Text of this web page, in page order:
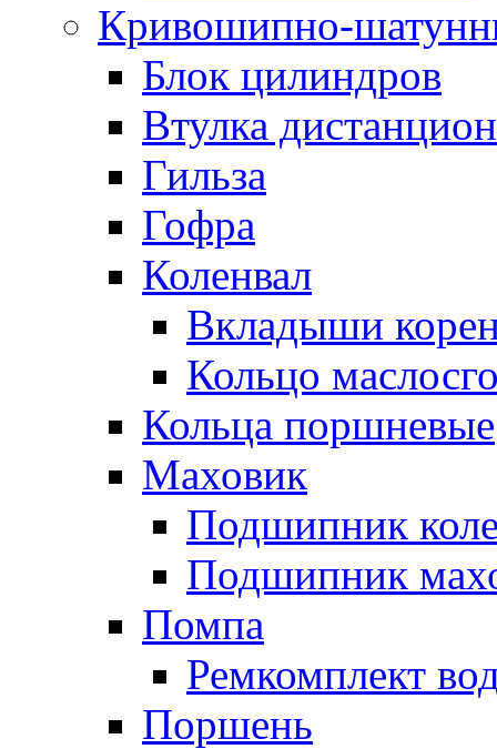
Кривошипно-
Блок цилиндров
Втулка
Гильза
Гофра
Коленвал
Вкладыши
Кольцо
Кольца поршневые
Маховик
Подшипник
Подшипник
Помпа
Ремкомплект
Поршень